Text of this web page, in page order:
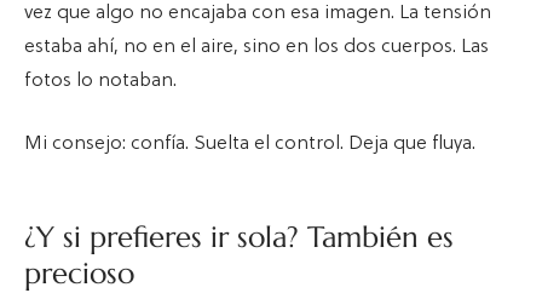
vez que algo no encajaba con esa imagen. La tensión
estaba ahí, no en el aire, sino en los dos cuerpos. Las
fotos lo notaban.
Mi consejo: confía. Suelta el control. Deja que fluya.
¿Y si prefieres ir sola? También es
precioso